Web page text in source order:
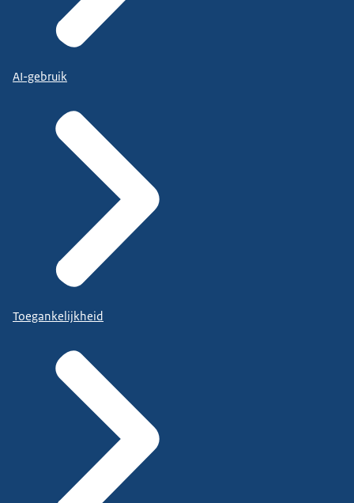
AI-gebruik
Toegankelijkheid